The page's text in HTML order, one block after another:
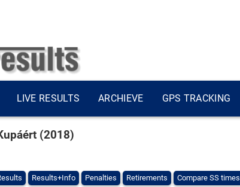
LIVE RESULTS ARCHIEVE GPS TRACKING
(2018)
Results+Info Penalties Retirements Compare SS times